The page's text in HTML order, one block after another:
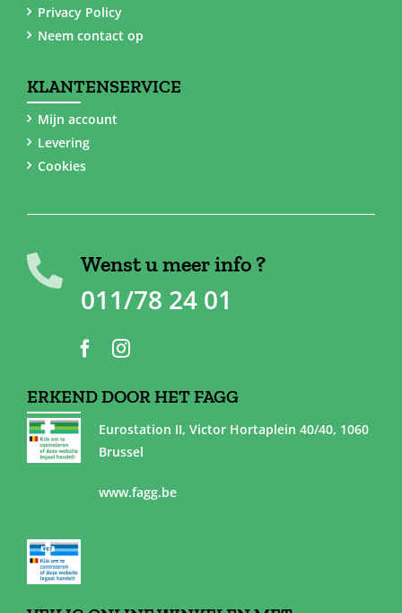
Privacy Policy
Neem contact op
KLANTENSERVICE
Mijn account
Levering
Cookies
Wenst u meer info ?
011/78 24 01
ERKEND DOOR HET FAGG
Eurostation II, Victor Hortaplein 40/40, 1060
Brussel
www.fagg.be